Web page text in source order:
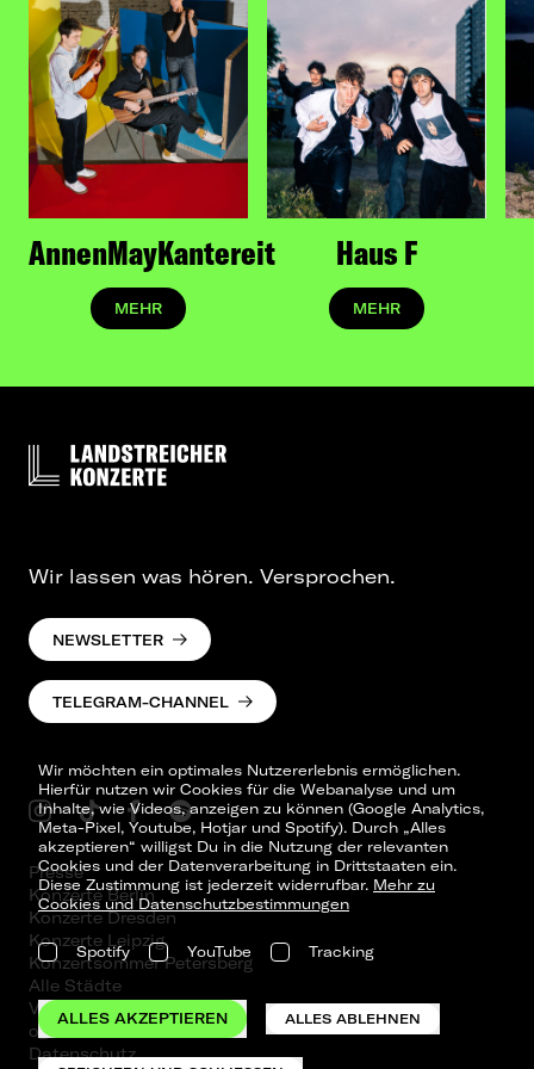
Strophen, die sich ins Herz brennen. Magda
wagt auf ihrem Debüt den Versuch, das
Unfassbare großer Gefühle greifbar zu
machen, wenn Worte allein nicht genügen,
und verschafft uns und sich selbst einen
poetischen Zugang zu schmerzhaften
Bruchstücken ihres Herzens.
AnnenMayKantereit
MEHR
Haus F
MEHR
Wir möchten ein optimales Nutzererlebnis ermöglichen.
Hierfür nutzen wir Cookies für die Webanalyse und um
Inhalte, wie Videos, anzeigen zu können (Google Analytics,
Meta-Pixel, Youtube, Hotjar und Spotify). Durch „Alles
akzeptieren“ willigst Du in die Nutzung der relevanten
Cookies und der Datenverarbeitung in Drittstaaten ein.
Diese Zustimmung ist jederzeit widerrufbar. Mehr zu
Cookies und Datenschutzbestimmungen
Spotify YouTube Tracking
ALLES AKZEPTIEREN ALLES ABLEHNEN
Wir lassen was hören. Versprochen.
NEWSLETTER
TELEGRAM-CHANNEL
Presse
Konzerte Berlin
Konzerte Dresden
Konzerte Leipzig
Konzertsommer Petersberg
Alle Städte
Vergangene Shows
o_team
Datenschutz